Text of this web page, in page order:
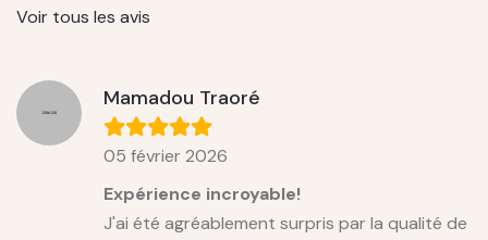
Voir tous les avis
Mamadou Traoré
05 février 2026
Expérience incroyable!
J'ai été agréablement surpris par la qualité de